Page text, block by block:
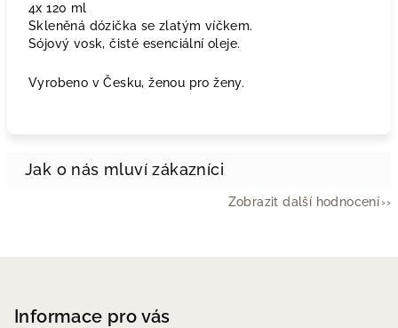
4x 120 ml
Skleněná dózička se zlatým víčkem.
Sójový vosk, čisté esenciální oleje.
Vyrobeno v Česku, ženou pro ženy.
Zobrazit další hodnocení
Informace pro vás